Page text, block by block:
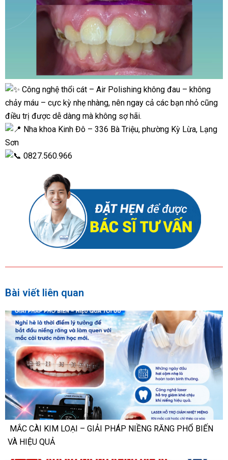
Công nghệ thổi cát – Air Polishing không đau – không
chảy máu – cực kỳ nhẹ nhàng, nên ngay cả các bạn nhỏ cũng
điều trị được dễ dàng mà không sợ hãi.
Nha khoa Kinh Đô – 336 Bà Triệu, phường Kỳ Lừa, Lạng
Sơn
0827.560.966
Bài viết liên quan
MẮC CÀI KIM LOẠI – GIẢI PHÁP NIỀNG RĂNG PHỔ BIẾN
VÀ HIỆU QUẢ